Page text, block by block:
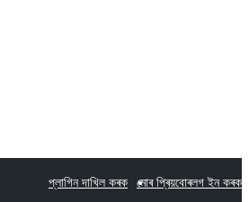
প্লাগিন দাখিল কৰক মোৰ প্ৰিয়বোৰলগ ইন কৰক